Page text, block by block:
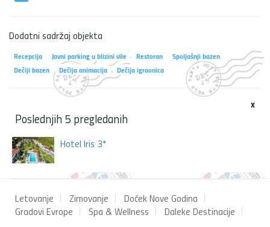
Dodatni sadržaj objekta
Recepcija Javni parking u blizini vile Restoran
Spoljašnji bazen
Dečiji bazen
Dečija animacija Dečija igraonica
x
Poslednjih 5 pregledanih
Hotel Iris 3*
Letovanje Zimovanje
Doček Nove Godina
Gradovi Evrope
Spa & Wellness Daleke Destinacije